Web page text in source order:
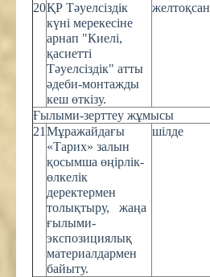
20ҚР Тәуелсіздік
күні мерекесіне
арнап "Киелі,
қасиетті
Тәуелсіздік" атты
әдеби-монтажды
кеш өткізу.
желтоқсан
Ғылыми-зерттеу жұмысы
21 Мұражайдағы
«Тарих» залын
қосымша өңірлік-
өлкелік
деректермен
толықтыру, жаңа
ғылыми-
экспозициялық
материалдармен
байыту.
шілде